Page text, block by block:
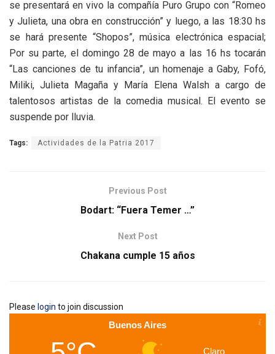
se presentará en vivo la compañía Puro Grupo con “Romeo
y Julieta, una obra en construcción” y luego, a las 18:30 hs
se hará presente “Shopos”, música electrónica espacial;
Por su parte, el domingo 28 de mayo a las 16 hs tocarán
“Las canciones de tu infancia”, un homenaje a Gaby, Fofó,
Miliki, Julieta Magaña y María Elena Walsh a cargo de
talentosos artistas de la comedia musical. El evento se
suspende por lluvia.
Tags: Actividades de la Patria 2017
Previous Post
Bodart: “Fuera Temer …”
Next Post
Chakana cumple 15 años
Please login to join discussion
Buenos Aires
Claro